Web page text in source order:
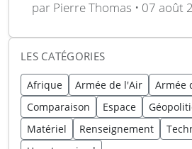
du Firth of Clyde
par Pierre Thomas • 07 août
LES CATÉGORIES
Afrique Armée de l'Air
Armée
Comparaison
Espace
Matériel
Renseignement